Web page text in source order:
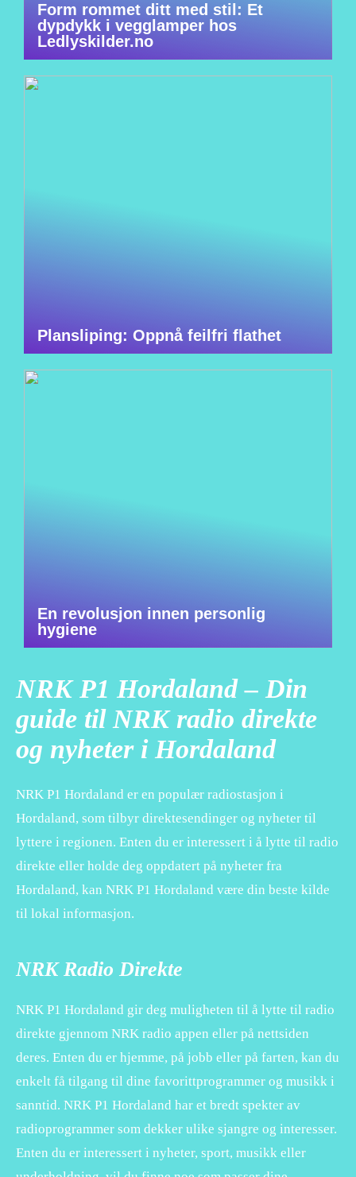
Form rommet ditt med stil: Et
dypdykk i vegglamper hos
Ledlyskilder.no
Plansliping: Oppnå feilfri flathet
En revolusjon innen personlig
hygiene
NRK P1 Hordaland – Din
guide til NRK radio direkte
og nyheter i Hordaland
NRK P1 Hordaland er en populær radiostasjon i
Hordaland, som tilbyr direktesendinger og nyheter til
lyttere i regionen. Enten du er interessert i å lytte til radio
direkte eller holde deg oppdatert på nyheter fra
Hordaland, kan NRK P1 Hordaland være din beste kilde
til lokal informasjon.
NRK Radio Direkte
NRK P1 Hordaland gir deg muligheten til å lytte til radio
direkte gjennom NRK radio appen eller på nettsiden
deres. Enten du er hjemme, på jobb eller på farten, kan du
enkelt få tilgang til dine favorittprogrammer og musikk i
sanntid. NRK P1 Hordaland har et bredt spekter av
radioprogrammer som dekker ulike sjangre og interesser.
Enten du er interessert i nyheter, sport, musikk eller